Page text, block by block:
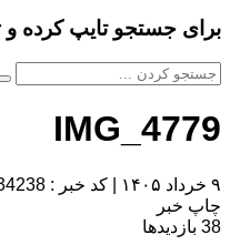
برای جستجو تایپ کرده و Enter را بزنید
IMG_4779
۹ خرداد ۱۴۰۵ کد خبر : 34238
چاپ خبر
38 بازدیدها